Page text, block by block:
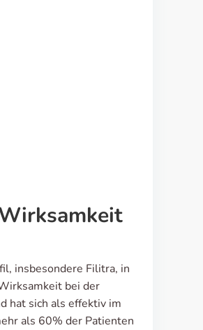
insbesondere Filitra, in
bei der
hat sich als effektiv im
als 60% der Patienten